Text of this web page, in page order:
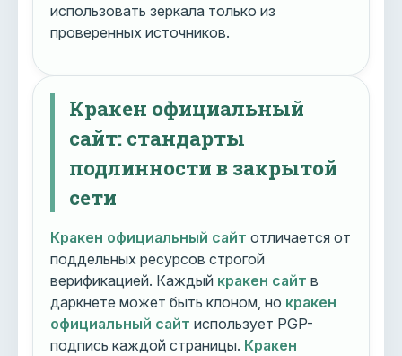
использовать зеркала только из
проверенных источников.
Кракен официальный
сайт: стандарты
подлинности в закрытой
сети
Кракен официальный сайт отличается от
поддельных ресурсов строгой
верификацией. Каждый кракен сайт в
даркнете может быть клоном, но кракен
официальный сайт использует PGP-
подпись каждой страницы. Кракен